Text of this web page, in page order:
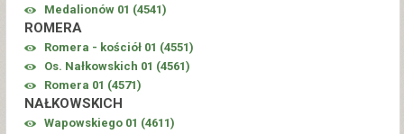
Medalionów 01 (4541)
ROMERA
Romera - kościół 01 (4551)
Os. Nałkowskich 01 (4561)
Romera 01 (4571)
NAŁKOWSKICH
Wapowskiego 01 (4611)